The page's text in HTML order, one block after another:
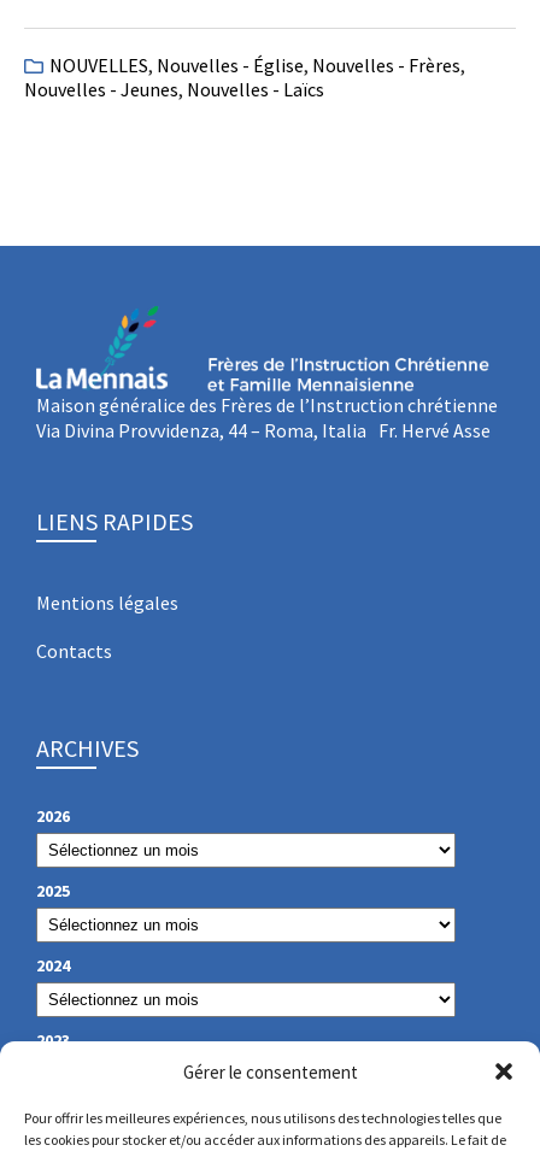
Gérer le consentement
Pour offrir les meilleures expériences, nous utilisons des technologies telles que
les cookies pour stocker et/ou accéder aux informations des appareils. Le fait de
NOUVELLES, Nouvelles - Église, Nouvelles - Frères,
Nouvelles - Jeunes, Nouvelles - Laïcs
Maison généralice des Frères de l’Instruction chrétienne
Via Divina Provvidenza, 44 – Roma, Italia Fr. Hervé Asse
LIENS RAPIDES
Mentions légales
Contacts
ARCHIVES
2026
2025
2024
2023